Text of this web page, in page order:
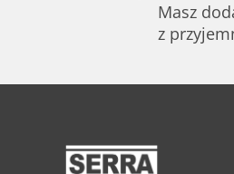
Masz
z